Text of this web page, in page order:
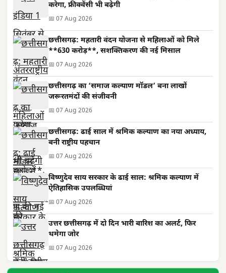
करेगा, फ्रीक्वेंसी भी बढ़ेगी
📅 07 Aug 2026
छत्तीसगढ़: महतारी वंदन योजना से महिलाओं को मिले
**630 करोड़**, सशक्तिकरण की नई मिसाल
📅 07 Aug 2026
छत्तीसगढ़ का ‘समाज कल्याण मॉडल’ बना लाखों
जरूरतमंदों की संजीवनी
📅 07 Aug 2026
छत्तीसगढ़: ढाई साल में श्रमिक कल्याण का नया अध्याय,
बनी राष्ट्रीय पहचान
📅 07 Aug 2026
विष्णुदेव साय सरकार के ढाई साल: श्रमिक कल्याण में
ऐतिहासिक उपलब्धियां
📅 07 Aug 2026
उत्तर छत्तीसगढ़ में दो दिन भारी बारिश का अलर्ट, फिर
थमेगा जोर
📅 07 Aug 2026